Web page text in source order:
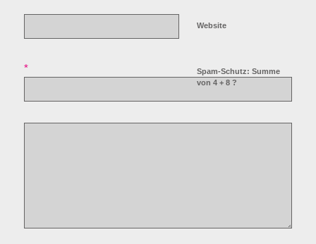
Website
Spam-Schutz: Summe
von 4 + 8 ?
*